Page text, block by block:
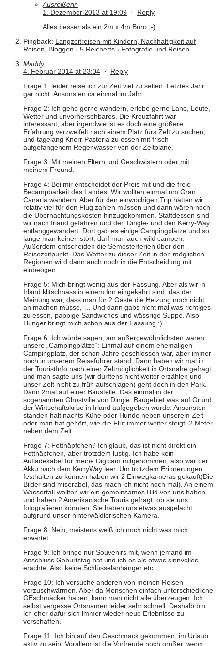
Ausreißerin
1. Dezember 2013 at 19:09 · Reply
Alles besser als ein 2m x 4m Büro ;-)
Pingback: Langzeitreisen mit Kindern, Nachhaltigkeit auf
Reisen, Bloggen › 5 Reicherts › Fotografie und Reisen
Maddy
4. Februar 2014 at 23:04 · Reply
Frage 1: leider reise ich zur Zeit viel zu selten. Letztes Jahr
gar nicht. Ansonsten ca einmal im Jahr.
Frage 2: Ich gehe gerne wandern, erlebe gerne Land, Leute,
Wetter und unvorhersehbares. Die Kreuzfahrt war
interessant, aber irgendwie ist es doch eine größere
Erfahrung verzweifelt nach einem Platz fürs Zelt zu suchen,
und tagelang Knorr Pasteria zu essen mit frisch
aufgefangenem Regenwasser von der Zeltplane.
Frage 3: Mit meinen Eltern und Geschwistern oder mit
meinem Freund.
Frage 4: Bei mir entscheidet der Preis mit und die freie
Becampbarkeit des Landes. Wir wollten einmal um Gran
Canaria wandern. Aber für den einwöchigen Trip hätten wir
relativ viel für den Flug zahlen müssen und dann wären noch
die Übernachtungskosten hinzugekommen. Stattdessen sind
wir nach Irland gefahren und den Dingle- und den Kerry-Way
entlanggewandert. Dort gab es einige Campingplätze und so
lange man keinen stört, darf man auch wild campen.
Außerdem entscheiden die Semesterferien über den
Reisezeitpunkt. Das Wetter zu dieser Zeit in den möglichen
Regionen wird dann auch noch in die Entscheidung mit
einbeogen.
Frage 5: Mich bringt wenig aus der Fassung. Aber als wir in
Irland klitschnass in einem Inn eingekehrt sind, das der
Meinung war, dass man für 2 Gäste die Heizung noch nicht
an machen müsse, … Und dann gabs nicht mal was richtiges
zu essen, pappige Sandwiches und wässrige Suppe. Also
Hunger bringt mich schon aus der Fassung :)
Frage 6: Ich würde sagen, am außergewöhnlichsten waren
unsere „Campingplätze“: Einmal auf einem ehemaligen
Campingplatz, der schon Jahre geschlossen war, aber immer
noch in unserem Reiseführer stand. Dann haben wir mal in
der TouristInfo nach einer Zeltmöglichkeit in Ortsnähe gefragt
und man sagte uns (wir durftens nicht weiter erzählen und
unser Zelt nicht zu früh aufschlagen) geht doch in den Park.
Dann 2mal auf einer Baustelle. Das einmal in der
sogenannten Ghostville von Dingle. Baugebiet was auf Grund
der Wirtschaftskrise in Irland aufgegeben wurde. Ansonsten
standen halt nachts Kühe oder Hunde neben unserem Zelt
oder man hat gehört, wie die Flut immer weiter steigt, 2 Meter
neben dem Zelt.
Frage 7: Fettnäpfchen? Ich glaub, das ist nicht direkt ein
Fettnäpfchen, aber trotzdem lustig. Ich habe kein
Aufladekabel für meine Digicam mitgenommen, also war der
Akku nach dem KerryWay leer. Um trotzdem Erinnerungen
festhalten zu können haben wir 2 Einwegkameras gekauft(Die
Bilder sind miserabel, das mach ich nicht noch mal). An einem
Wasserfall wollten wir ein gemeinsames Bild von uns haben
und haben 2 Amerikanische Touris gefragt, ob sie uns
fotografieren könnten. Sie haben uns etwas ausgelacht
aufgrund unser hinterwäldlerischen Kamera.
Frage 8: Nein, meistens weiß ich noch nicht was mich
erwartet.
Frage 9: Ich bringe nur Souvenirs mit, wenn jemand im
Anschluss Geburtstag hat und ich es als etwas sinnvolles
erachte. Also keine Schlüsselanhänger etc.
Frage 10: Ich versuche anderen von meinen Reisen
vorzuschwärmen. Aber da Menschen einfach unterschiedliche
GEschmäcker haben, kann man nicht alle überzeugen. Ich
selbst vergesse Ortsnamen leider sehr schnell. Deshalb bin
ich eher dafür sich immer wieder neue Erlebnisse zu
verschaffen.
Frage 11: Ich bin auf den Geschmack gekommen, im Urlaub
aktiv zu sein. Vorallem ist die Vorfreude noch größer, wenn